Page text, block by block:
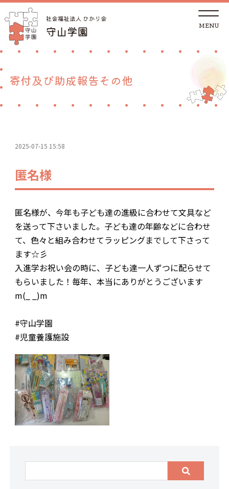
t
g
g
a
トップページ
児童養護施設
ご支援
採用情報
お問合わせ
寄付及び助成報告その他
2025-07-15 15:58
匿名様
匿名様が、今年も子ども達の進級に合わせて文具など
を送って下さいました。子ども達の年齢などに合わせ
て、色々と組み合わせてラッピングまでして下さって
ます☆彡
入進学お祝い会の時に、子ども達一人ずつに配らせて
もらいました！毎年、本当にありがとうございます
m(_ _)m
#守山学園
#児童養護施設